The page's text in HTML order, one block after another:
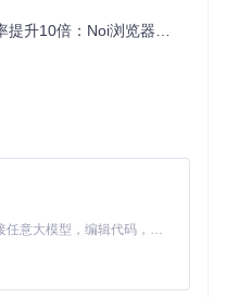
家的能力跃迁
量提问"核心组件
主扩展
目标服务
模板
：Noi浏览器全面使用指南
Claude Code 的开源替代方案。连接任意大模型，编辑代码，运行命令，自动验证 — 全自动执行。用 Rust 构建，极致性能。 ｜ An open-source alternative to Claude Code. Connect any LLM, edit code, run commands, and verify changes — autonomously. Built in Rust for speed. Get Started